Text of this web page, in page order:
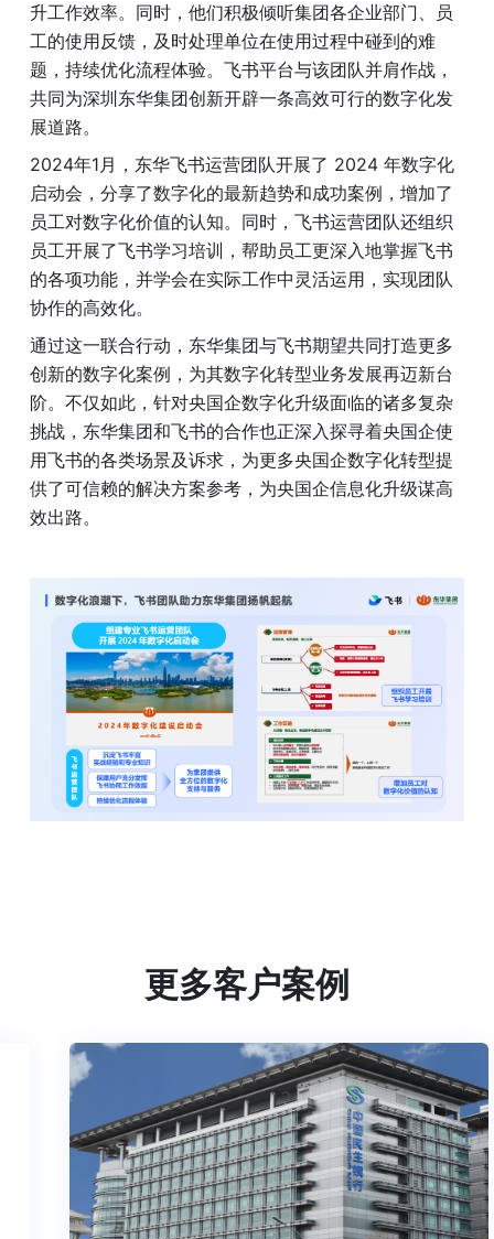
升工作效率。同时，他们积极倾听集团各企业部门、员
工的使用反馈，及时处理单位在使用过程中碰到的难
题，持续优化流程体验。飞书平台与该团队并肩作战，
共同为深圳东华集团创新开辟一条高效可行的数字化发
展道路。
2024年1月，东华飞书运营团队开展了 2024 年数字化
启动会，分享了数字化的最新趋势和成功案例，增加了
员工对数字化价值的认知。同时，飞书运营团队还组织
员工开展了飞书学习培训，帮助员工更深入地掌握飞书
的各项功能，并学会在实际工作中灵活运用，实现团队
协作的高效化。
通过这一联合行动，东华集团与飞书期望共同打造更多
创新的数字化案例，为其数字化转型业务发展再迈新台
阶。不仅如此，针对央国企数字化升级面临的诸多复杂
挑战，东华集团和飞书的合作也正深入探寻着央国企使
用飞书的各类场景及诉求，为更多央国企数字化转型提
供了可信赖的解决方案参考，为央国企信息化升级谋高
效出路。
更多客户案例